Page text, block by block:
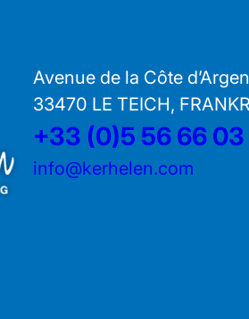
Avenue de la Côte
33470 LE TEICH,
+33 (0)5 56 66 03
info@kerhelen.com